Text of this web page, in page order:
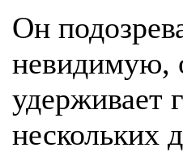
Он
невидимую,
удерживает
нескольких